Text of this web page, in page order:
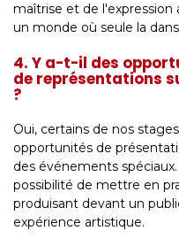
maîtrise et de l'expression
un monde où seule la
4. Y a-t-il des
de représentations
?
Oui, certains de nos
opportunités de
des événements
possibilité de mettre en
produisant devant un
expérience artistique.